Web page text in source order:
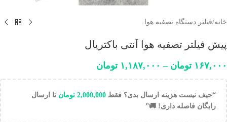
خانه/فیلتر دستگاه تصفیه هوا
پیش فیلتر تصفیه هوا آنتی باکتریال
۱۶۷,۰۰۰ تومان – ۱,۱۸۷,۰۰۰ تومان
“حیف نیست هزینه ارسال بدی؟ فقط 2,000,000 تومان تا ارسال
رایگان فاصله داری! 🚚”